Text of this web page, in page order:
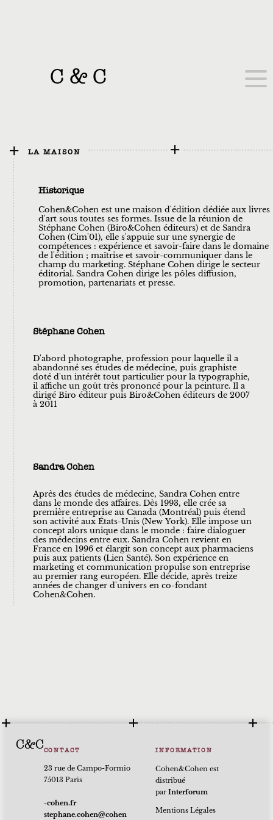
C &C
LA MAISON
Historique
Cohen&Cohen est une maison d'édition dédiée aux livres
d'art sous toutes ses formes. Issue de la réunion de
Stéphane Cohen (Biro&Cohen éditeurs) et de Sandra
Cohen (Cim'01), elle s'appuie sur une synergie de
compétences : expérience et savoir-faire dans le domaine
de l'édition ; maîtrise et savoir-communiquer dans le
champ du marketing. Stéphane Cohen dirige le secteur
éditorial. Sandra Cohen dirige les pôles diffusion,
promotion, partenariats et presse. ​
Stéphane Cohen
D'abord photographe, profession pour laquelle il a
abandonné ses études de médecine, puis graphiste
doté d'un intérêt tout particulier pour la typographie,
il affiche un goût très prononcé pour la peinture. Il a
dirigé Biro éditeur puis Biro&Cohen éditeurs de 2007
à 2011
Sandra Cohen
Après des études de médecine, Sandra Cohen entre
dans le monde des affaires. Dès 1993, elle crée sa
première entreprise au Canada (Montréal) puis étend
son activité aux États-Unis (New York). Elle impose un
concept alors unique dans le monde : faire dialoguer
des médecins entre eux. Sandra Cohen revient en
France en 1996 et élargit son concept aux pharmaciens
puis aux patients (Lien Santé). Son expérience en
marketing et communication propulse son entreprise
au premier rang européen. Elle décide, après treize
années de changer d'univers en co-fondant
Cohen&Cohen.
C&CCONTACT
23 rue de Campo-Formio
75013 Paris
rf.nehoc-
nehoc@nehoc.enahpets
INFORMATION
Cohen&Cohen est
distribué
parInterforum
Mentions Légales